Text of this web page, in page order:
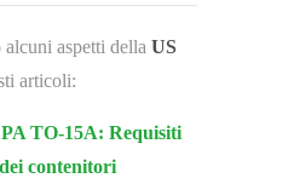
aspetti della US
articoli:
TO-15A: Requisiti
contenitori